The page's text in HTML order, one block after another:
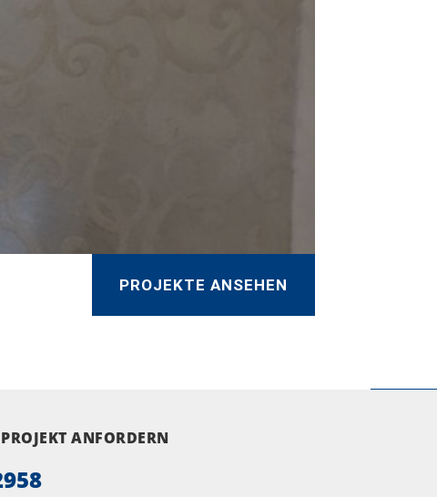
PROJEKTE ANSEHEN
ANFORDERN